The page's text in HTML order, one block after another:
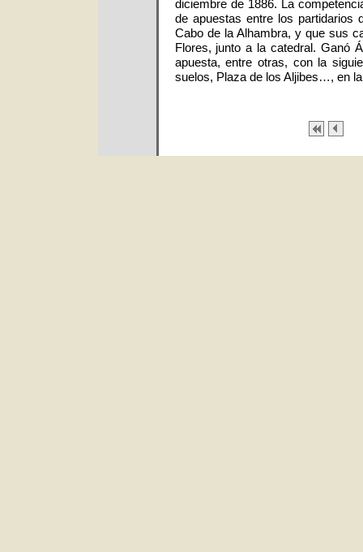
diciembre de 1886. La
de apuestas entre los partidarios
Cabo de la Alhambra, y que sus
Flores, junto a la catedral. Ganó
apuesta, entre otras, con la
suelos, Plaza de los Aljibes…, en